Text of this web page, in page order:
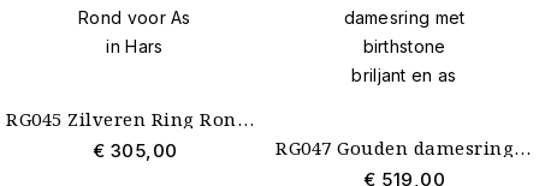
RG045 Zilveren Ring Rond voor As in Hars
€ 305,00 RG047 Gouden damesring met birthstone briljant en as
€ 519,00